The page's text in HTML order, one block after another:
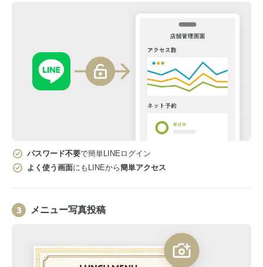
パスワード不要で簡単LINEログイン
よく使う画面にもLINEから簡単アクセス
メニュー写真投稿